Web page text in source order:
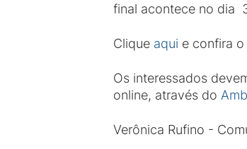
final acontece no dia
Clique aqui e confira o
Os interessados
online, através do
Verônica Rufino -